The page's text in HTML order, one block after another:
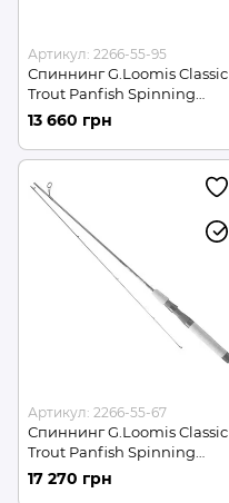
Артикул: 2266-55-95
Спиннинг G.Loomis Classic
Trout Panfish Spinning
SR783-2 GL3 2.01м 4-11г
(2266-55-95)
13 660 грн
Артикул: 2266-55-67
Спиннинг G.Loomis Classic
Trout Panfish Spinning
SR842-2 IMX 2.13м 1.75-8.75г
(2266-55-67)
17 270 грн